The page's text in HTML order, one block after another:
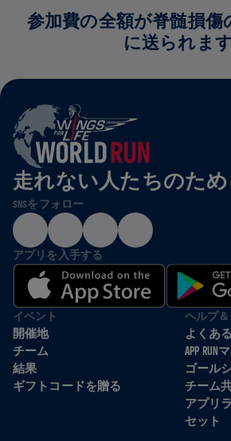
参加費の全額が脊髄損傷
に送られま
走れない人たちのた
SNSをフォロー
アプリを入手する
イベント
開催地
チーム
結果
ギフトコードを贈る
ヘルプ
よくあ
APP
ゴール
チーム
アプリ
セット